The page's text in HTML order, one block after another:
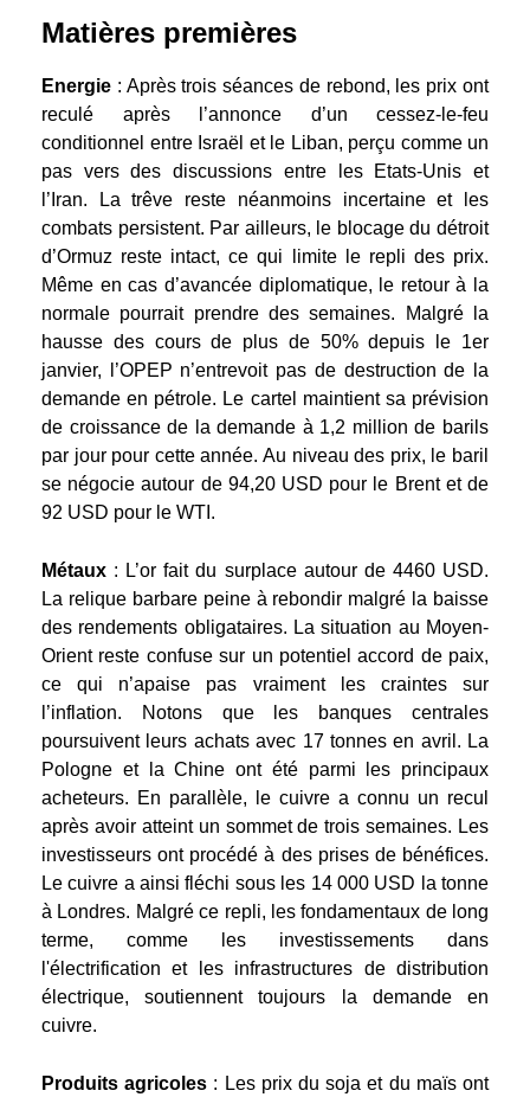
Matières premières
Energie : Après trois séances de rebond, les prix ont
reculé après l’annonce d’un cessez-le-feu
conditionnel entre Israël et le Liban, perçu comme un
pas vers des discussions entre les Etats-Unis et
l’Iran. La trêve reste néanmoins incertaine et les
combats persistent. Par ailleurs, le blocage du détroit
d’Ormuz reste intact, ce qui limite le repli des prix.
Même en cas d’avancée diplomatique, le retour à la
normale pourrait prendre des semaines. Malgré la
hausse des cours de plus de 50% depuis le 1er
janvier, l’OPEP n’entrevoit pas de destruction de la
demande en pétrole. Le cartel maintient sa prévision
de croissance de la demande à 1,2 million de barils
par jour pour cette année. Au niveau des prix, le baril
se négocie autour de 94,20 USD pour le Brent et de
92 USD pour le WTI.
Métaux : L’or fait du surplace autour de 4460 USD.
La relique barbare peine à rebondir malgré la baisse
des rendements obligataires. La situation au Moyen-
Orient reste confuse sur un potentiel accord de paix,
ce qui n’apaise pas vraiment les craintes sur
l’inflation. Notons que les banques centrales
poursuivent leurs achats avec 17 tonnes en avril. La
Pologne et la Chine ont été parmi les principaux
acheteurs. En parallèle, le cuivre a connu un recul
après avoir atteint un sommet de trois semaines. Les
investisseurs ont procédé à des prises de bénéfices.
Le cuivre a ainsi fléchi sous les 14 000 USD la tonne
à Londres. Malgré ce repli, les fondamentaux de long
terme, comme les investissements dans
l'électrification et les infrastructures de distribution
électrique, soutiennent toujours la demande en
cuivre.
Produits agricoles : Les prix du soja et du maïs ont